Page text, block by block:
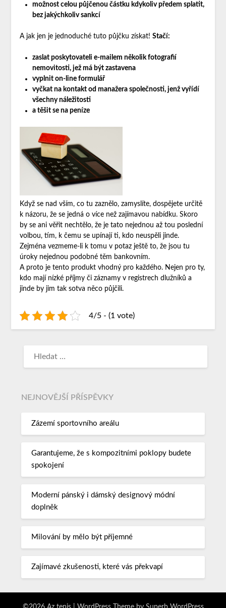
možnost celou půjčenou částku kdykoliv předem splatit,
bez jakýchkoliv sankcí
A jak jen je jednoduché tuto půjčku získat! Stačí:
zaslat poskytovateli e-mailem několik fotografií
nemovitosti, jež má být zastavena
vyplnit on-line formulář
vyčkat na kontakt od manažera společnosti, jenž vyřídí
všechny náležitosti
a těšit se na peníze
Když se nad vším, co tu zaznělo, zamyslíte, dospějete určitě
k názoru, že se jedná o více než zajímavou nabídku. Skoro
by se ani věřit nechtělo, že je tato nejednou až tou poslední
volbou, tím, k čemu se upínají ti, kdo neuspěli jinde.
Zejména vezmeme-li k tomu v potaz ještě to, že jsou tu
úroky nejednou podobné těm bankovním.
A proto je tento produkt vhodný pro každého. Nejen pro ty,
kdo mají nízké příjmy či záznamy v registrech dlužníků a
jinde by jim tak sotva něco půjčili.
4/5 - (1 vote)
NEJNOVĚJŠÍ PŘÍSPĚVKY
Zázemí sportovního areálu
Garantujeme, že s kompozitními poklopy budete
spokojení
Moderní pánský i dámský designový módní
doplněk
Milování by mělo být příjemné
Zajímavé zkušenosti, které vás překvapí